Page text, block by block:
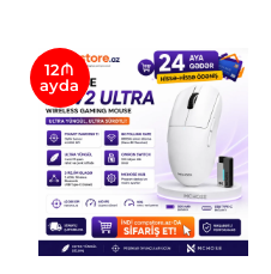
12₼
ayda